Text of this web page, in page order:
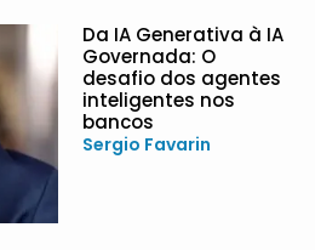
Da IA Generativa à IA
Governada: O
desafio dos agentes
inteligentes nos
bancos
Sergio Favarin